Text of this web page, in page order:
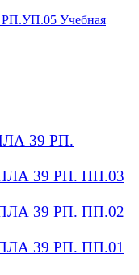
Учебная
39 РП.
39 РП. ПП.03
39 РП. ПП.02
39 РП. ПП.01